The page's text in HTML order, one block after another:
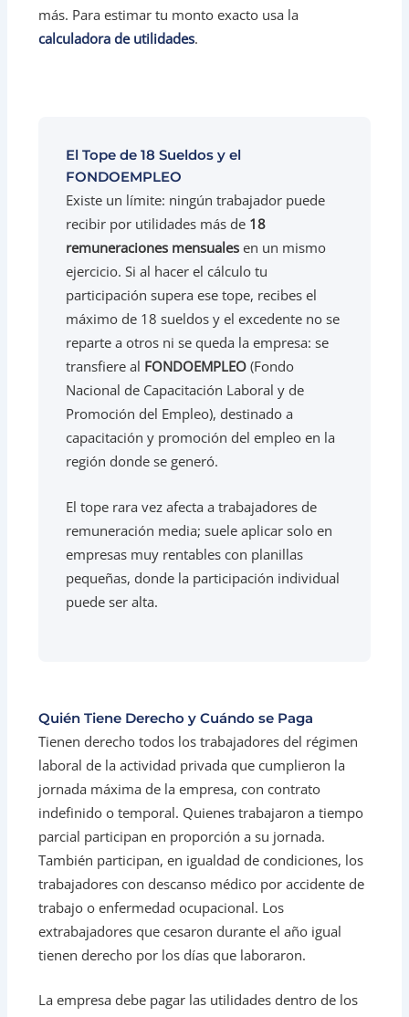
más. Para estimar tu monto exacto usa la
calculadora de utilidades.
El Tope de 18 Sueldos y el
FONDOEMPLEO
Existe un límite: ningún trabajador puede
recibir por utilidades más de 18
remuneraciones mensuales en un mismo
ejercicio. Si al hacer el cálculo tu
participación supera ese tope, recibes el
máximo de 18 sueldos y el excedente no se
reparte a otros ni se queda la empresa: se
transfiere al FONDOEMPLEO (Fondo
Nacional de Capacitación Laboral y de
Promoción del Empleo), destinado a
capacitación y promoción del empleo en la
región donde se generó.
El tope rara vez afecta a trabajadores de
remuneración media; suele aplicar solo en
empresas muy rentables con planillas
pequeñas, donde la participación individual
puede ser alta.
Quién Tiene Derecho y Cuándo se Paga
Tienen derecho todos los trabajadores del régimen
laboral de la actividad privada que cumplieron la
jornada máxima de la empresa, con contrato
indefinido o temporal. Quienes trabajaron a tiempo
parcial participan en proporción a su jornada.
También participan, en igualdad de condiciones, los
trabajadores con descanso médico por accidente de
trabajo o enfermedad ocupacional. Los
extrabajadores que cesaron durante el año igual
tienen derecho por los días que laboraron.
La empresa debe pagar las utilidades dentro de los